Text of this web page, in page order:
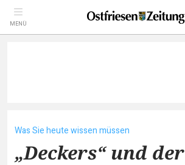
MENÜ
Was Sie heute wissen müssen
„Deckers“ und der